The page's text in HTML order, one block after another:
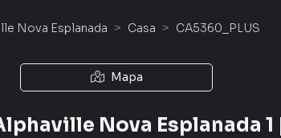
Nova Esplanada Casa CA5360_PLUS
Mapa
Nova Esplanada 1